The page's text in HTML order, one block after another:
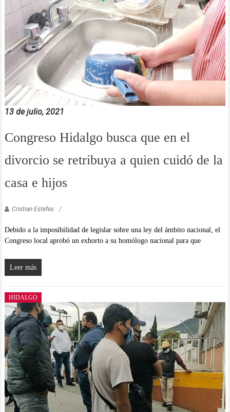
13 de julio, 2021
Congreso Hidalgo busca que en el
divorcio se retribuya a quien cuidó de la
casa e hijos
Cristian Estefes
Debido a la imposibilidad de legislar sobre una ley del ámbito nacional, el
Congreso local aprobó un exhorto a su homólogo nacional para que
Leer más
HIDALGO